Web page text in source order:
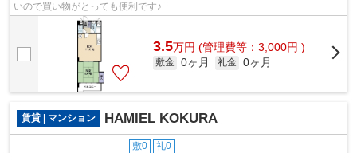
いので買い物がとっても便利です♪
3.5万円 (管理費等：3,000円 )
敷金 0ヶ月 礼金 0ヶ月
賃貸 | マンション HAMIEL KOKURA
敷0 礼0